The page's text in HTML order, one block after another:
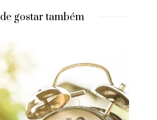
gostar também